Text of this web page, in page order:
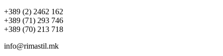
+389 (2) 2462 162
+389 (71) 293 746
+389 (70) 213 718
info@rimastil.mk